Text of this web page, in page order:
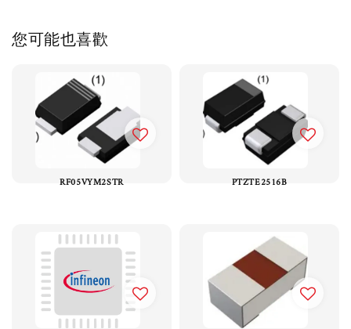
您可能也喜歡
RF05VYM2STR PTZTE2516B